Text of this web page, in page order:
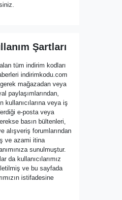
Şartları
tüm indirim kodları
indirimkodu.com
mağazadan veya
paylaşımlarından,
kullanıcılarına veya iş
e-posta veya
basın bültenleri,
alışveriş forumlarından
ve azami itina
sunulmuştur.
da kullanıcılarımız
ve bu sayfada
istifadesine